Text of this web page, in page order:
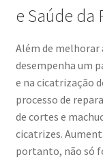
e Saúde da
Além de
desempenha um
e na cicatrização
processo de
de cortes e
cicatrizes.
portanto, não só